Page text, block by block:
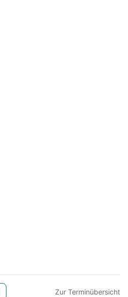
Zur Terminübersicht